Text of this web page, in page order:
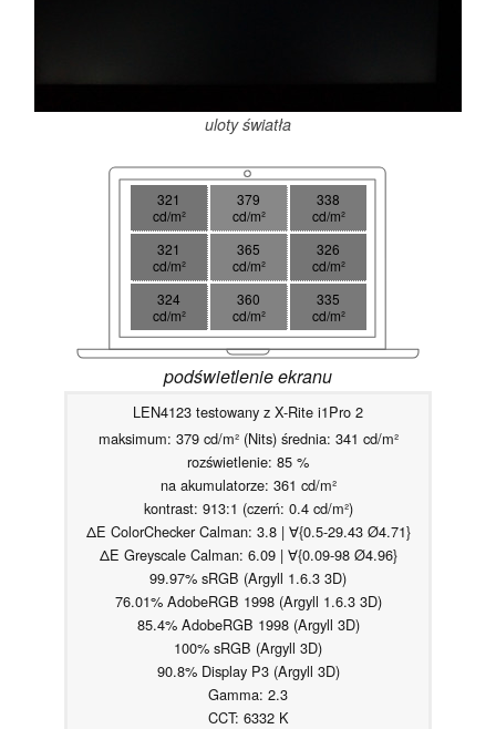
uloty światła
321
cd/m²
379
cd/m²
338
cd/m²
321
cd/m²
365
cd/m²
326
cd/m²
324
cd/m²
360
cd/m²
335
cd/m²
podświetlenie ekranu
LEN4123 testowany z X-Rite i1Pro 2
maksimum: 379 cd/m² (Nits) średnia: 341 cd/m²
rozświetlenie: 85 %
na akumulatorze: 361 cd/m²
kontrast: 913:1 (czerń: 0.4 cd/m²)
ΔE ColorChecker Calman: 3.8 | ∀{0.5-29.43 Ø4.71}
ΔE Greyscale Calman: 6.09 | ∀{0.09-98 Ø4.96}
99.97% sRGB (Argyll 1.6.3 3D)
76.01% AdobeRGB 1998 (Argyll 1.6.3 3D)
85.4% AdobeRGB 1998 (Argyll 3D)
100% sRGB (Argyll 3D)
90.8% Display P3 (Argyll 3D)
Gamma: 2.3
CCT: 6332 K